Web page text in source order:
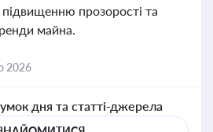
підвищенню прозорості та
майна.
2026
дня та статті-джерела